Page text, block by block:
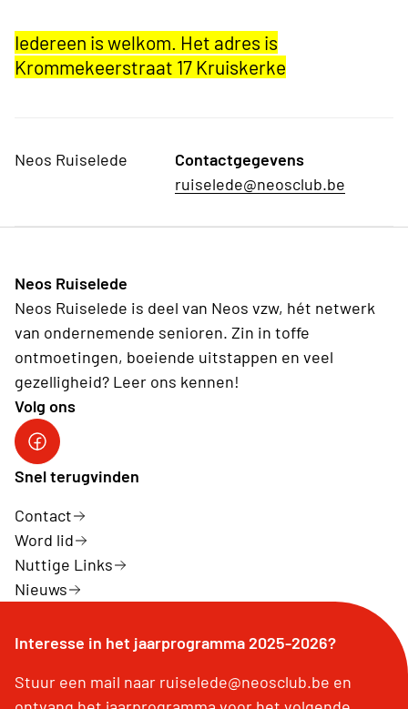
Iedereen is welkom. Het adres is
Krommekeerstraat 17 Kruiskerke
Neos Ruiselede
Contactgegevens
ruiselede@neosclub.be
Neos Ruiselede
Neos Ruiselede is deel van Neos vzw, hét netwerk
van ondernemende senioren. Zin in toffe
ontmoetingen, boeiende uitstappen en veel
gezelligheid? Leer ons kennen!
Volg ons
Snel terugvinden
Contact
Word lid
Nuttige Links
Nieuws
Interesse in het jaarprogramma 2025-2026?
Stuur een mail naar ruiselede@neosclub.be en